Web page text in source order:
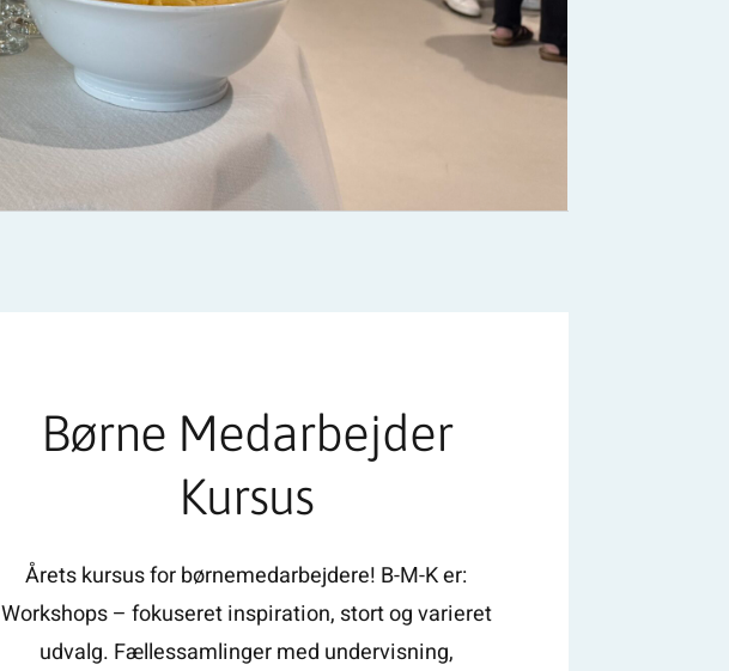
Børne Medarbejder
Kursus
Årets kursus for børnemedarbejdere! B-M-K er:
Workshops – fokuseret inspiration, stort og varieret
udvalg. Fællessamlinger med undervisning,